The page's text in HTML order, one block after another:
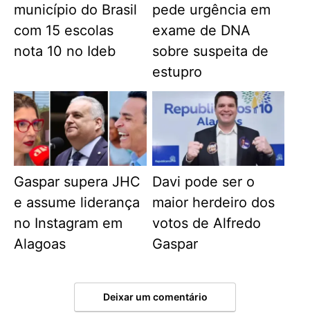
município do Brasil
com 15 escolas
nota 10 no Ideb
pede urgência em
exame de DNA
sobre suspeita de
estupro
Gaspar supera JHC
e assume liderança
no Instagram em
Alagoas
Davi pode ser o
maior herdeiro dos
votos de Alfredo
Gaspar
Deixar um comentário